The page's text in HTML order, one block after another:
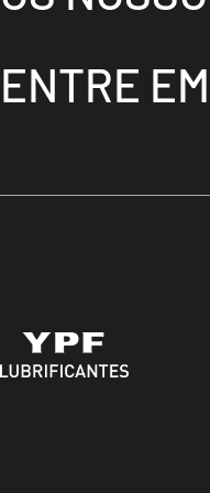
ENTRE